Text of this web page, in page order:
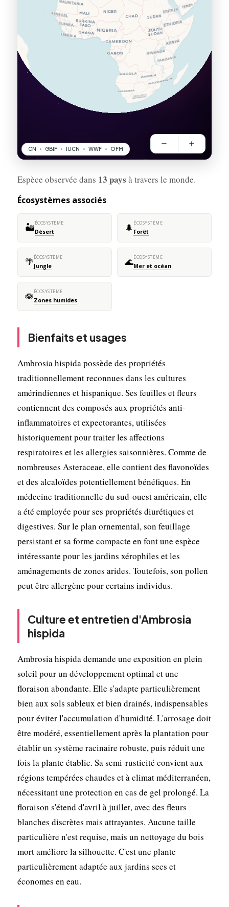
Espèce observée dans 13 pays à travers le monde.
Écosystèmes associés
🏜️ÉCOSYSTÈME
Désert 🌲 ÉCOSYSTÈME
Forêt
🌴ÉCOSYSTÈME
Jungle 🌊ÉCOSYSTÈME
Mer et océan
🪷ÉCOSYSTÈME
Zones humides
Bienfaits et usages
Ambrosia hispida possède des propriétés
traditionnellement reconnues dans les cultures
amérindiennes et hispanique. Ses feuilles et fleurs
contiennent des composés aux propriétés anti-
inflammatoires et expectorantes, utilisées
historiquement pour traiter les affections
respiratoires et les allergies saisonnières. Comme de
nombreuses Asteraceae, elle contient des flavonoïdes
et des alcaloïdes potentiellement bénéfiques. En
médecine traditionnelle du sud-ouest américain, elle
a été employée pour ses propriétés diurétiques et
digestives. Sur le plan ornemental, son feuillage
persistant et sa forme compacte en font une espèce
intéressante pour les jardins xérophiles et les
aménagements de zones arides. Toutefois, son pollen
peut être allergène pour certains individus.
Culture et entretien d'Ambrosia
hispida
Ambrosia hispida demande une exposition en plein
soleil pour un développement optimal et une
floraison abondante. Elle s'adapte particulièrement
bien aux sols sableux et bien drainés, indispensables
pour éviter l'accumulation d'humidité. L'arrosage doit
être modéré, essentiellement après la plantation pour
établir un système racinaire robuste, puis réduit une
fois la plante établie. Sa semi-rusticité convient aux
régions tempérées chaudes et à climat méditerranéen,
nécessitant une protection en cas de gel prolongé. La
floraison s'étend d'avril à juillet, avec des fleurs
blanches discrètes mais attrayantes. Aucune taille
particulière n'est requise, mais un nettoyage du bois
mort améliore la silhouette. C'est une plante
particulièrement adaptée aux jardins secs et
économes en eau.